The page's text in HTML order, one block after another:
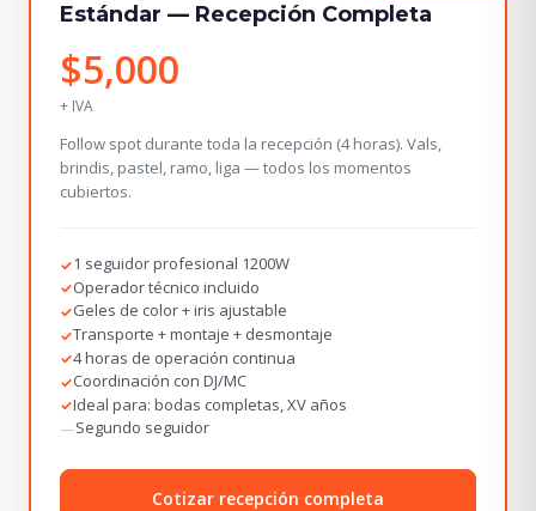
Estándar — Recepción Completa
$5,000
+ IVA
Follow spot durante toda la recepción (4 horas). Vals,
brindis, pastel, ramo, liga — todos los momentos
cubiertos.
✓1 seguidor profesional 1200W
✓Operador técnico incluido
✓Geles de color + iris ajustable
✓Transporte + montaje + desmontaje
✓4 horas de operación continua
✓Coordinación con DJ/MC
✓Ideal para: bodas completas, XV años
—Segundo seguidor
Cotizar recepción completa